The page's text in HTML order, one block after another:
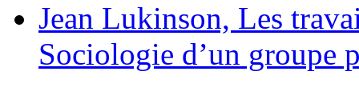
Jean Lukinson, Les
Sociologie d’un groupe